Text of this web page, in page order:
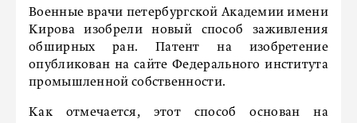
Военные врачи петербургской Академии имени
Кирова изобрели новый способ заживления
обширных ран. Патент на изобретение
опубликован на сайте Федерального института
промышленной собственности.
Как отмечается, этот способ основан на